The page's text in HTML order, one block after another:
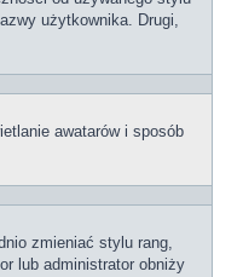
użytkownika. Drugi,
awatarów i sposób
zmieniać stylu rang,
lub administrator obniży